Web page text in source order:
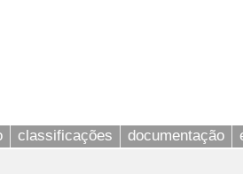
classificações documentação